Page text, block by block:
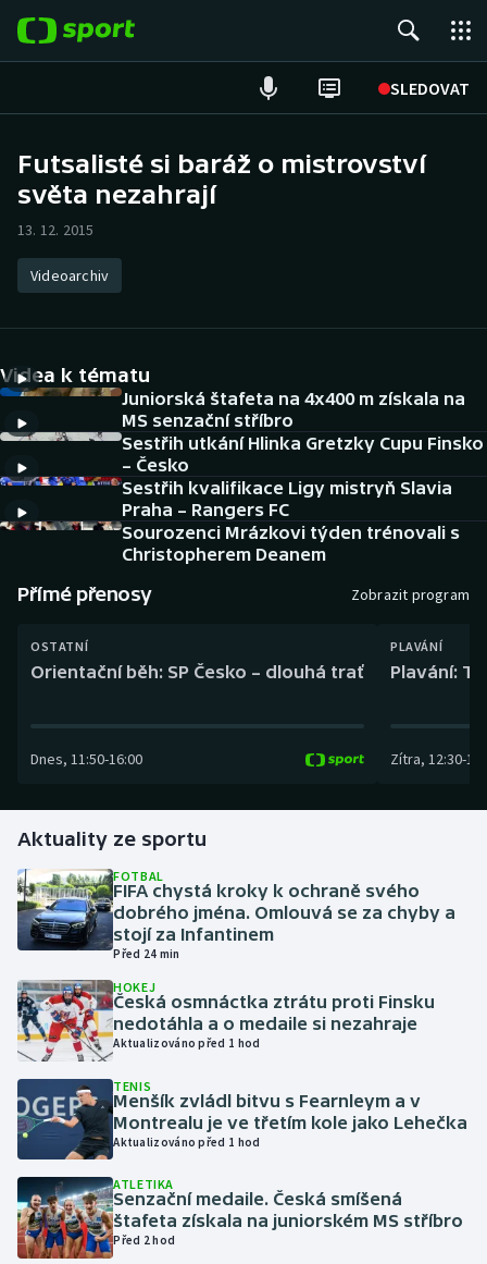
SLEDOVAT
Hokej
Atletika
DALŠÍ SPORTY
Americký fotbal
Baseball a softbal
Biatlon
Boby a skeleton
Curling
Dostihy
Florbal
Futsal
Gymnastika
Házená
Jezdectví
Judo
Krasobruslení
NEPŘEHLÉDNĚTE
Historické návraty
Aplikace ČT sport
AZ kvíz
Futsalisté si baráž o mistrovství
světa nezahrají
13. 12. 2015
Videoarchiv
Videa k tématu
Juniorská štafeta na 4x400 m získala na
MS senzační stříbro
Sestřih utkání Hlinka Gretzky Cupu Finsko
– Česko
Sestřih kvalifikace Ligy mistryň Slavia
Praha – Rangers FC
Sourozenci Mrázkovi týden trénovali s
Christopherem Deanem
Přímé přenosy Zobrazit program
OSTATNÍ
Orientační běh: SP Česko – dlouhá trať
Dnes, 11:50-16:00
PLAVÁNÍ
Plavání:
Zítra, 12:30-
Aktuality ze sportu
FOTBAL
FIFA chystá kroky k ochraně svého
dobrého jména. Omlouvá se za chyby a
stojí za Infantinem
Před 24 min
HOKEJ
Česká osmnáctka ztrátu proti Finsku
nedotáhla a o medaile si nezahraje
Aktualizováno před 1 hod
TENIS
Menšík zvládl bitvu s Fearnleym a v
Montrealu je ve třetím kole jako Lehečka
Aktualizováno před 1 hod
ATLETIKA
Senzační medaile. Česká smíšená
štafeta získala na juniorském MS stříbro
Před 2 hod